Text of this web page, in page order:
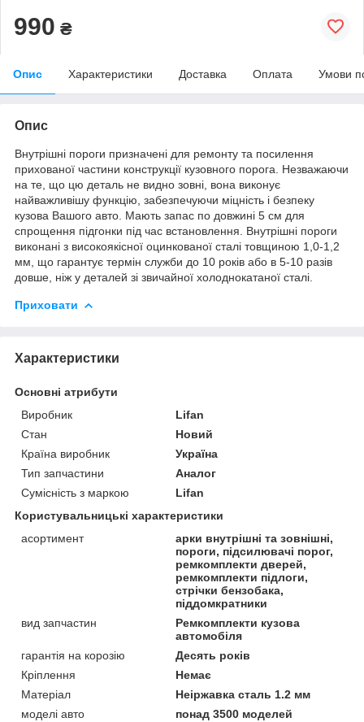
990 ₴
Опис Характеристики Доставка Оплата Умови
Опис
Внутрішні пороги призначені для ремонту та посилення
прихованої частини конструкції кузовного порога. Незважаючи
на те, що цю деталь не видно зовні, вона виконує
найважливішу функцію, забезпечуючи міцність і безпеку
кузова Вашого авто. Мають запас по довжині 5 см для
спрощення підгонки під час встановлення. Внутрішні пороги
виконані з високоякісної оцинкованої сталі товщиною 1,0-1,2
мм, що гарантує термін служби до 10 років або в 5-10 разів
довше, ніж у деталей зі звичайної холоднокатаної сталі.
Приховати
Характеристики
Основні атрибути
Виробник
Lifan
Стан
Новий
Країна виробник
Україна
Тип запчастини
Аналог
Сумісність з маркою
Lifan
Користувальницькі характеристики
асортимент
арки внутрішні та зовнішні,
пороги, підсилювачі порог,
ремкомплекти дверей,
ремкомплекти підлоги,
стрічки бензобака,
піддомкратники
вид запчастин
Ремкомплекти кузова
автомобіля
гарантія на корозію
Десять років
Кріплення
Немає
Матеріал
Неіржавка сталь 1.2 мм
моделі авто
понад 3500 моделей